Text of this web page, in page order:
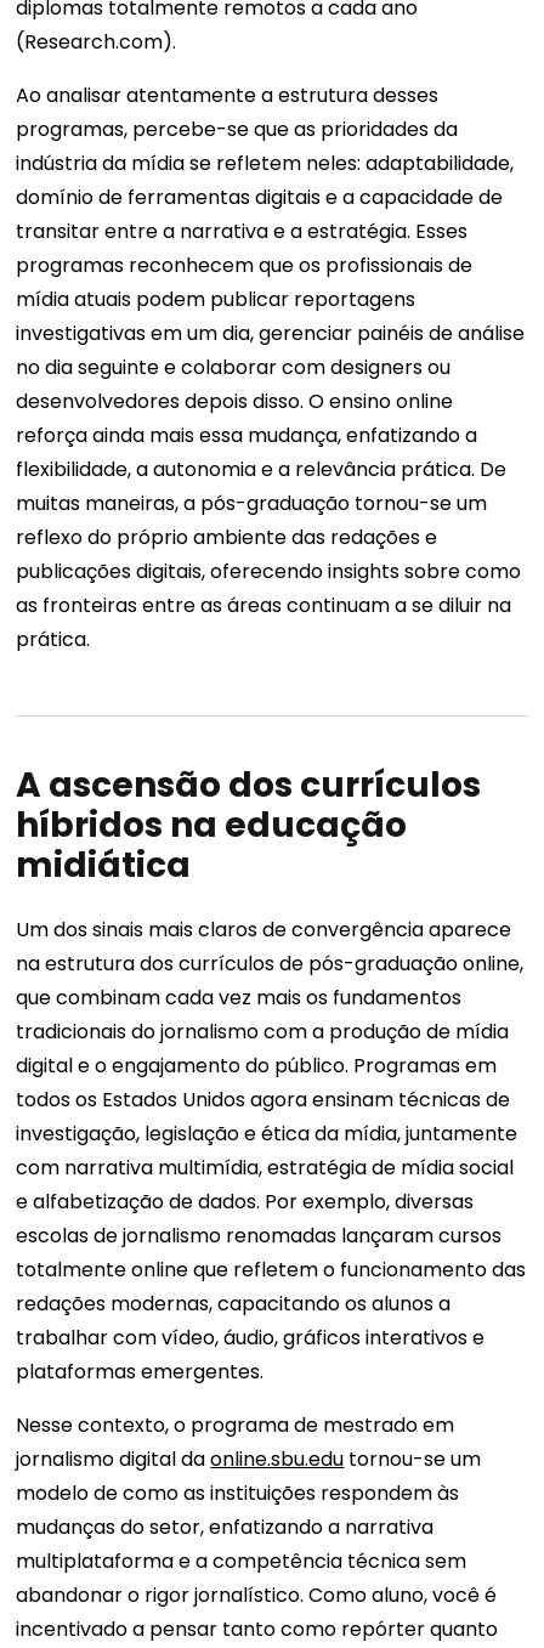
diplomas totalmente remotos a cada ano
(Research.com).
Ao analisar atentamente a estrutura desses
programas, percebe-se que as prioridades da
indústria da mídia se refletem neles: adaptabilidade,
domínio de ferramentas digitais e a capacidade de
transitar entre a narrativa e a estratégia. Esses
programas reconhecem que os profissionais de
mídia atuais podem publicar reportagens
investigativas em um dia, gerenciar painéis de análise
no dia seguinte e colaborar com designers ou
desenvolvedores depois disso. O ensino online
reforça ainda mais essa mudança, enfatizando a
flexibilidade, a autonomia e a relevância prática. De
muitas maneiras, a pós-graduação tornou-se um
reflexo do próprio ambiente das redações e
publicações digitais, oferecendo insights sobre como
as fronteiras entre as áreas continuam a se diluir na
prática.
A ascensão dos currículos
híbridos na educação
midiática
Um dos sinais mais claros de convergência aparece
na estrutura dos currículos de pós-graduação online,
que combinam cada vez mais os fundamentos
tradicionais do jornalismo com a produção de mídia
digital e o engajamento do público. Programas em
todos os Estados Unidos agora ensinam técnicas de
investigação, legislação e ética da mídia, juntamente
com narrativa multimídia, estratégia de mídia social
e alfabetização de dados. Por exemplo, diversas
escolas de jornalismo renomadas lançaram cursos
totalmente online que refletem o funcionamento das
redações modernas, capacitando os alunos a
trabalhar com vídeo, áudio, gráficos interativos e
plataformas emergentes.
Nesse contexto, o programa de mestrado em
jornalismo digital daonline.sbu.edu tornou-se um
modelo de como as instituições respondem às
mudanças do setor, enfatizando a narrativa
multiplataforma e a competência técnica sem
abandonar o rigor jornalístico. Como aluno, você é
incentivado a pensar tanto como repórter quanto